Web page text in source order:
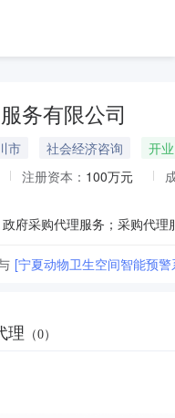
务有限公司
市 社会经济咨询
开业
注册资本： 100万元
[宁夏动物卫生空间智能预
理 （0）